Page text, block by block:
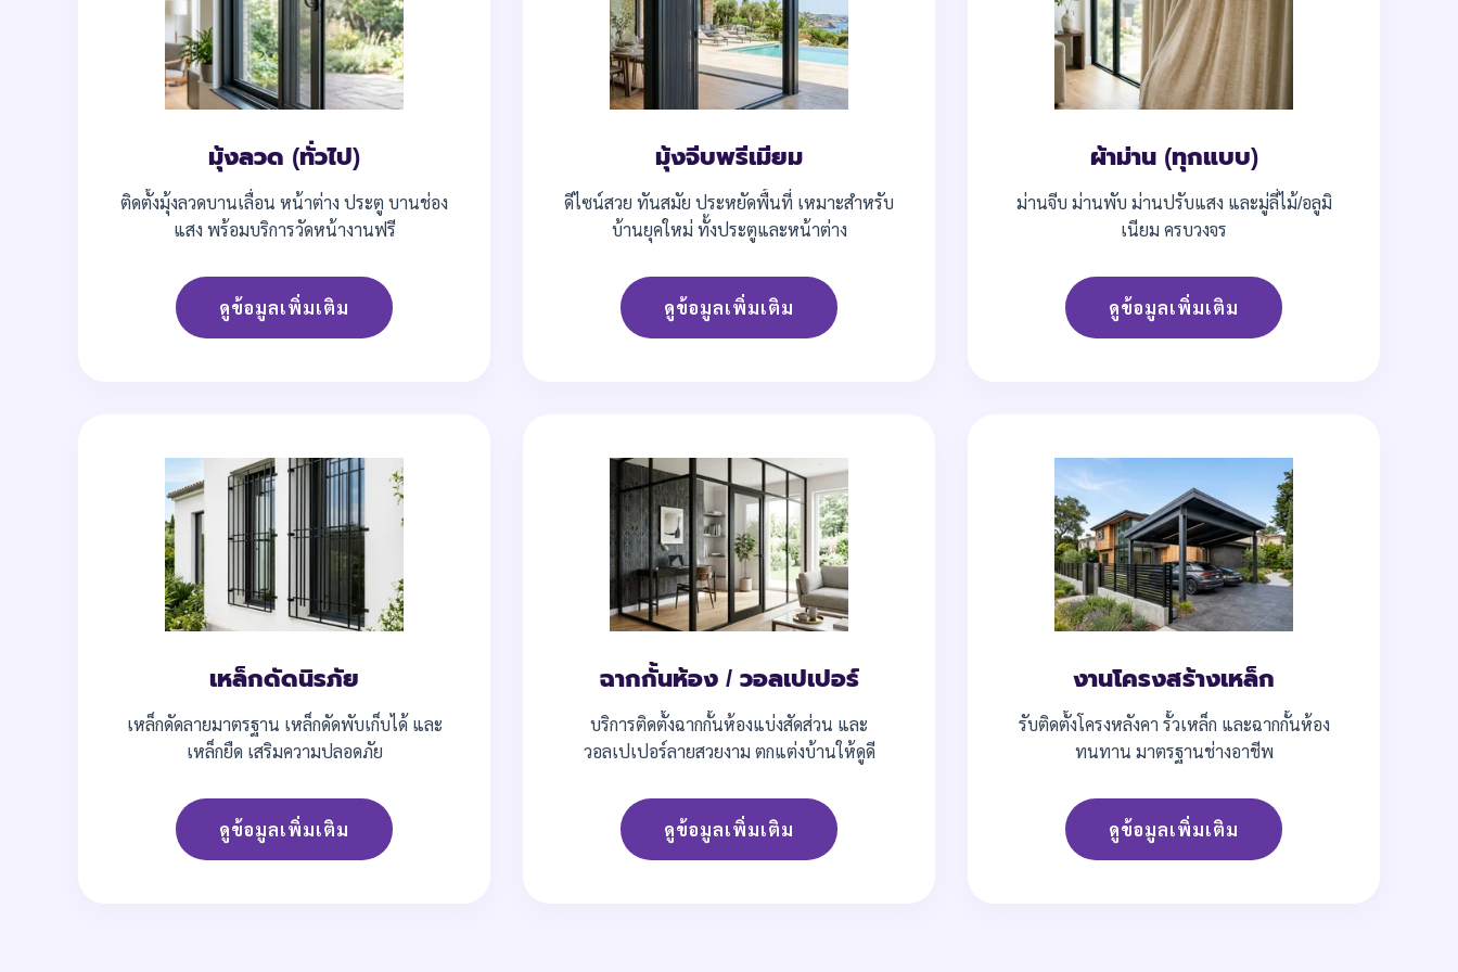
มุ้งลวด (ทั่วไป)
ติดตั้งมุ้งลวดบานเลื่อน หน้าต่าง ประตู บานช่อง
แสง พร้อมบริการวัดหน้างานฟรี
ดูข้อมูลเพิ่มเติม
มุ้งจีบพรีเมียม
ดีไซน์สวย ทันสมัย ประหยัดพื้นที่ เหมาะสำหรับ
บ้านยุคใหม่ ทั้งประตูและหน้าต่าง
ดูข้อมูลเพิ่มเติม
ผ้าม่าน (ทุกแบบ)
ม่านจีบ ม่านพับ ม่านปรับแสง และมู่ลี่ไม้/อลูมิ
เนียม ครบวงจร
ดูข้อมูลเพิ่มเติม
เหล็กดัดนิรภัย
เหล็กดัดลายมาตรฐาน เหล็กดัดพับเก็บได้ และ
เหล็กยืด เสริมความปลอดภัย
ดูข้อมูลเพิ่มเติม
ฉากกั้นห้อง / วอลเปเปอร์
บริการติดตั้งฉากกั้นห้องแบ่งสัดส่วน และ
วอลเปเปอร์ลายสวยงาม ตกแต่งบ้านให้ดูดี
ดูข้อมูลเพิ่มเติม
งานโครงสร้างเหล็ก
รับติดตั้งโครงหลังคา รั้วเหล็ก และฉากกั้นห้อง
ทนทาน มาตรฐานช่างอาชีพ
ดูข้อมูลเพิ่มเติม